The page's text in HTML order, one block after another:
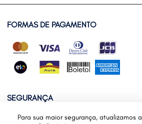
Para sua maior segurança, atualizamos a
FORMAS DE PAGAMENTO
SEGURANÇA